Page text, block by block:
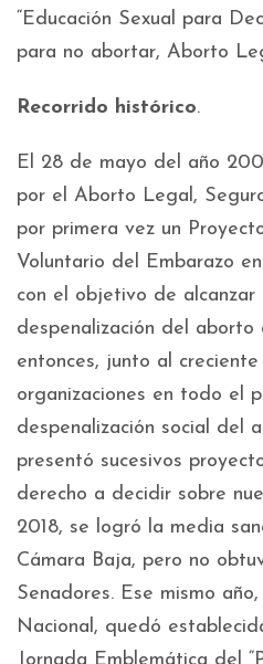
“Educación Sexual para
para no abortar, Aborto
Recorrido histórico.
El 28 de mayo del año
por el Aborto Legal,
por primera vez un
Voluntario del Embarazo
con el objetivo de alcanzar
despenalización del
entonces, junto al
organizaciones en todo el
despenalización social del
presentó sucesivos
derecho a decidir sobre
2018, se logró la media
Cámara Baja, pero no
Senadores. Ese mismo
Nacional, quedó